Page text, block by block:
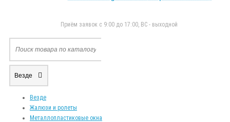
Приём заявок с 9:00 до 17:00, ВС - выходной
Везде
Везде
Жалюзи и ролеты
Металлопластиковые окна